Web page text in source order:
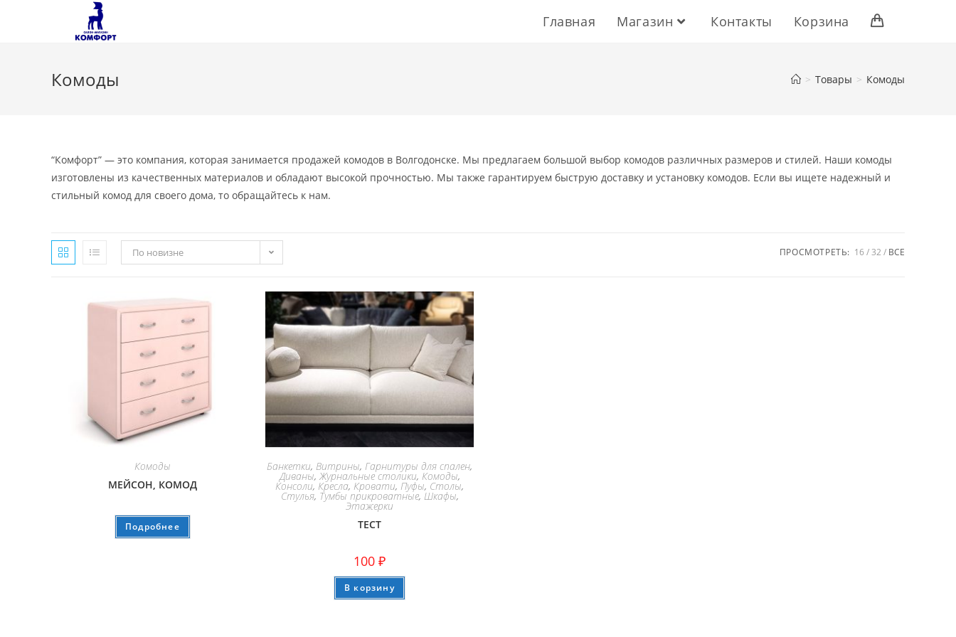
Главная Магазин Контакты Корзина
Комоды > Товары > Комоды
“Комфорт” — это компания, которая занимается продажей комодов в Волгодонске. Мы предлагаем большой выбор комодов различных размеров и стилей. Наши комоды
изготовлены из качественных материалов и обладают высокой прочностью. Мы также гарантируем быструю доставку и установку комодов. Если вы ищете надежный и
стильный комод для своего дома, то обращайтесь к нам.
По новизне ПРОСМОТРЕТЬ: 16 32 ВСЕ
Комоды
МЕЙСОН, КОМОД
Подробнее
Банкетки, Витрины, Гарнитуры для спален,
Диваны, Журнальные столики, Комоды,
Консоли, Кресла, Кровати, Пуфы, Столы,
Стулья, Тумбы прикроватные, Шкафы,
Этажерки
ТЕСТ
100 ₽
В корзину